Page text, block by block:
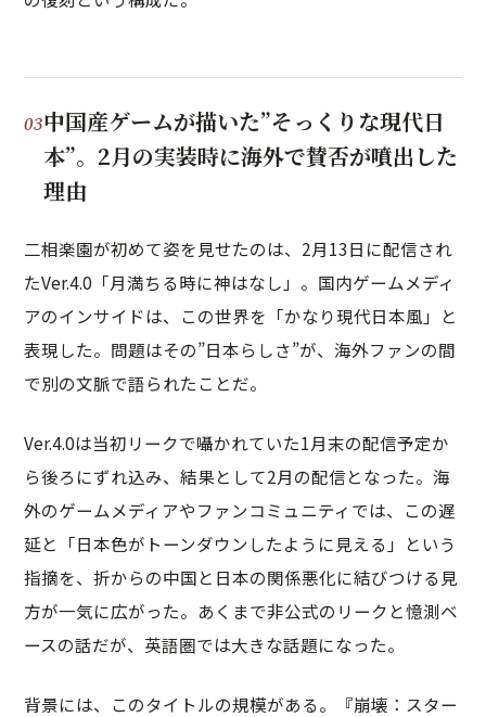
中国産ゲームが描いた”そっくりな現代日
本”。2月の実装時に海外で賛否が噴出した
理由
二相楽園が初めて姿を見せたのは、2月13日に配信され
たVer.4.0「月満ちる時に神はなし」。国内ゲームメディ
アのインサイドは、この世界を「かなり現代日本風」と
表現した。問題はその”日本らしさ”が、海外ファンの間
で別の文脈で語られたことだ。
Ver.4.0は当初リークで囁かれていた1月末の配信予定か
ら後ろにずれ込み、結果として2月の配信となった。海
外のゲームメディアやファンコミュニティでは、この遅
延と「日本色がトーンダウンしたように見える」という
指摘を、折からの中国と日本の関係悪化に結びつける見
方が一気に広がった。あくまで非公式のリークと憶測ベ
ースの話だが、英語圏では大きな話題になった。
背景には、このタイトルの規模がある。『崩壊：スター